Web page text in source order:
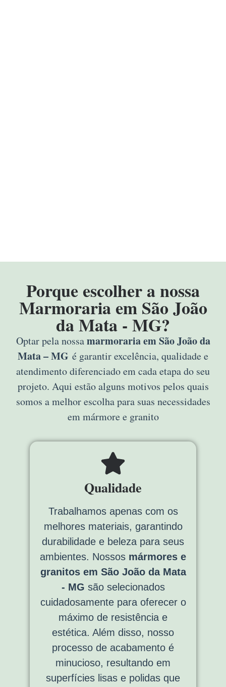
Porque escolher a nossa
Marmoraria em São João
da Mata - MG?
Optar pela nossamarmoraria em São João da
Mata – MG é garantir excelência, qualidade e
atendimento diferenciado em cada etapa do seu
projeto. Aqui estão alguns motivos pelos quais
somos a melhor escolha para suas necessidades
em mármore e granito
Qualidade
Trabalhamos apenas com os
melhores materiais, garantindo
durabilidade e beleza para seus
ambientes. Nossos mármores e
granitos em São João da Mata
- MG são selecionados
cuidadosamente para oferecer o
máximo de resistência e
estética. Além disso, nosso
processo de acabamento é
minucioso, resultando em
superfícies lisas e polidas que